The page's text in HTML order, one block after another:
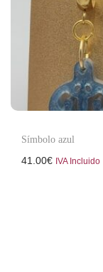
Símbolo azul
41.00€ IVA Incluido